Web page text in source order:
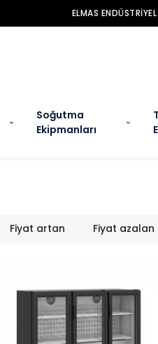
ELMAS
Soğutma
Ekipmanları
Fiyat artan Fiyat azalan